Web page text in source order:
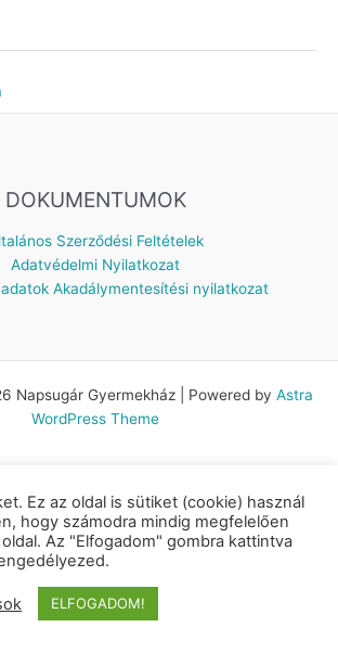
DOKUMENTUMOK
Szerződési Feltételek
Adatvédelmi Nyilatkozat
Akadálymentesítési nyilatkozat
Napsugár Gyermekház | Powered by Astra
WordPress Theme
Ez az oldal is sütiket (cookie) használ
hogy számodra mindig megfelelően
Az "Elfogadom" gombra kattintva
ELFOGADOM!